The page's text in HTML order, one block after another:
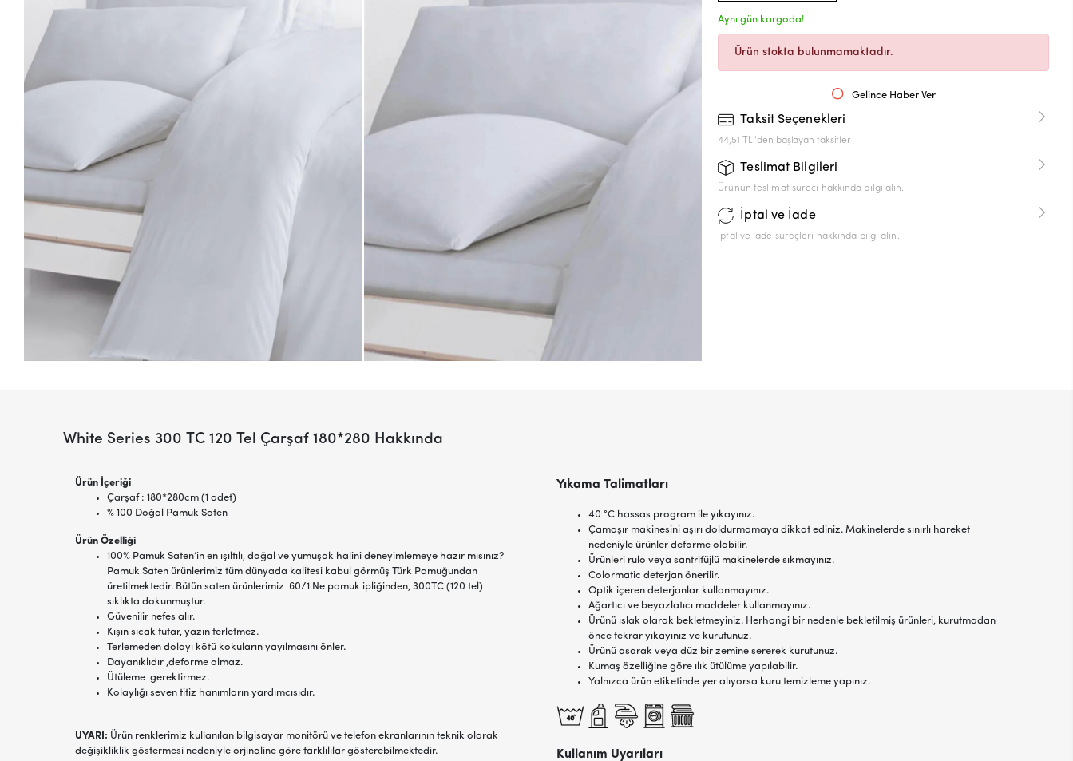
Aynı gün kargoda!
Ürün stokta bulunmamaktadır.
Gelince Haber Ver
Taksit Seçenekleri
44,51 TL 'den başlayan taksitler
Teslimat Bilgileri
Ürünün teslimat süreci hakkında bilgi alın.
İptal ve İade
İptal ve İade süreçleri hakkında bilgi alın.
White Series 300 TC 120 Tel Çarşaf 180*280 Hakkında
Ürün İçeriği
Çarşaf : 180*280cm (1 adet)
% 100 Doğal Pamuk Saten
Ürün Özelliği
100% Pamuk Saten’in en ışıltılı, doğal ve yumuşak halini deneyimlemeye hazır mısınız?
Pamuk Saten ürünlerimiz tüm dünyada kalitesi kabul görmüş Türk Pamuğundan
üretilmektedir. Bütün saten ürünlerimiz 60/1 Ne pamuk ipliğinden, 300TC (120 tel)
sıklıkta dokunmuştur.
Güvenilir nefes alır.
Kışın sıcak tutar, yazın terletmez.
Terlemeden dolayı kötü kokuların yayılmasını önler.
Dayanıklıdır ,deforme olmaz.
Ütüleme gerektirmez.
Kolaylığı seven titiz hanımların yardımcısıdır.
UYARI: Ürün renklerimiz kullanılan bilgisayar monitörü ve telefon ekranlarının teknik olarak
değişikliklik göstermesi nedeniyle orjinaline göre farklılılar gösterebilmektedir.
Yıkama Talimatları
40 °C hassas program ile yıkayınız.
Çamaşır makinesini aşırı doldurmamaya dikkat ediniz. Makinelerde sınırlı hareket
nedeniyle ürünler deforme olabilir.
Ürünleri rulo veya santrifüjlü makinelerde sıkmayınız.
Colormatic deterjan önerilir.
Optik içeren deterjanlar kullanmayınız.
Ağartıcı ve beyazlatıcı maddeler kullanmayınız.
Ürünü ıslak olarak bekletmeyiniz. Herhangi bir nedenle bekletilmiş ürünleri, kurutmadan
önce tekrar yıkayınız ve kurutunuz.
Ürünü asarak veya düz bir zemine sererek kurutunuz.
Kumaş özelliğine göre ılık ütülüme yapılabilir.
Yalnızca ürün etiketinde yer alıyorsa kuru temizleme yapınız.
Kullanım Uyarıları